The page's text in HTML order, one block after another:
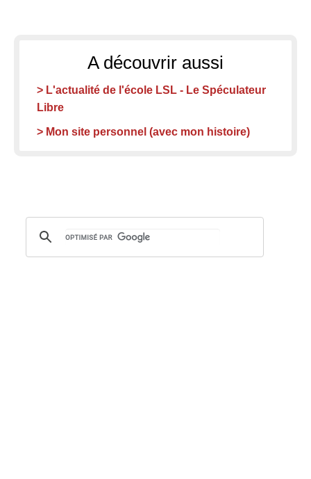
A découvrir aussi
> L'actualité de l'école LSL - Le Spéculateur
Libre
> Mon site personnel (avec mon histoire)